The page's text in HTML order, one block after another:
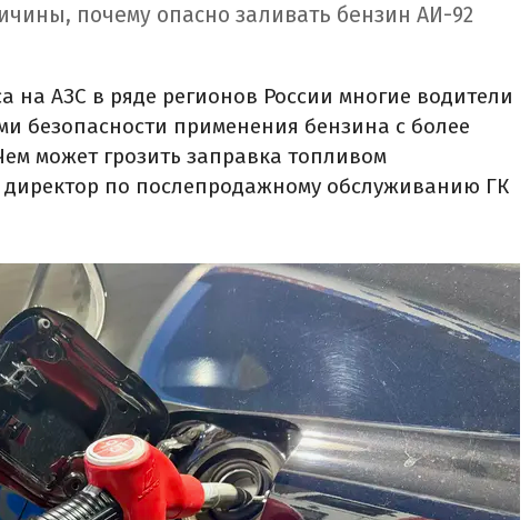
почему опасно заливать бензин АИ-92
на АЗС в ряде регионов России многие водители
безопасности применения бензина с более
может грозить заправка топливом
по послепродажному обслуживанию ГК